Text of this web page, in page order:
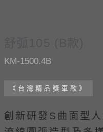
KM-1500.4B
《台灣精品獎車款》
創新研發S曲面型人